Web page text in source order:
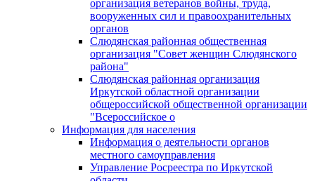
организация ветеранов войны, труда,
вооруженных сил и правоохранительных
органов
Слюдянская районная общественная
организация "Совет женщин Слюдянского
района"
Слюдянская районная организация
Иркутской областной организации
общероссийской общественной организации
"Всероссийское о
Информация для населения
Информация о деятельности органов
местного самоуправления
Управление Росреестра по Иркутской